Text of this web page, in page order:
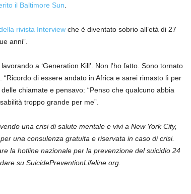
il Baltimore Sun
rivista Interviewche è diventato sobrio all’età di 27
anni”.
a ‘Generation Kill’. Non l’ho fatto. Sono tornato
di essere andato in Africa e sarei rimasto lì per
chiamate e pensavo: “Penso che qualcuno abbia
troppo grande per me”.
una crisi di salute mentale e vivi a New York City,
una consulenza gratuita e riservata in caso di crisi.
la hotline nazionale per la prevenzione del suicidio 24
su SuicidePreventionLifeline.org.